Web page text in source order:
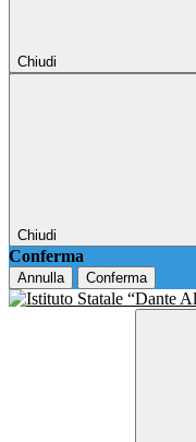
Chiudi
Chiudi
Conferma
Annulla Conferma